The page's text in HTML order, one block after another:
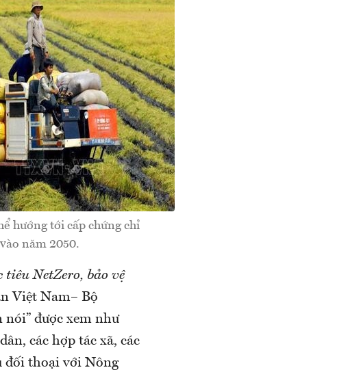
hướng tới cấp chứng chỉ
năm 2050.
NetZero, bảo vệ
Việt Nam– Bộ
được xem như
các hợp tác xã, các
đối thoại với Nông